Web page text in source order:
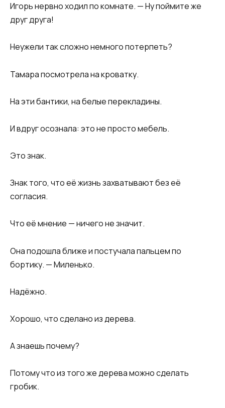
Игорь нервно ходил по комнате. — Ну поймите же
друг друга!
Неужели так сложно немного потерпеть?
Тамара посмотрела на кроватку.
На эти бантики, на белые перекладины.
И вдруг осознала: это не просто мебель.
Это знак.
Знак того, что её жизнь захватывают без её
согласия.
Что её мнение — ничего не значит.
Она подошла ближе и постучала пальцем по
бортику. — Миленько.
Надёжно.
Хорошо, что сделано из дерева.
А знаешь почему?
Потому что из того же дерева можно сделать
гробик.